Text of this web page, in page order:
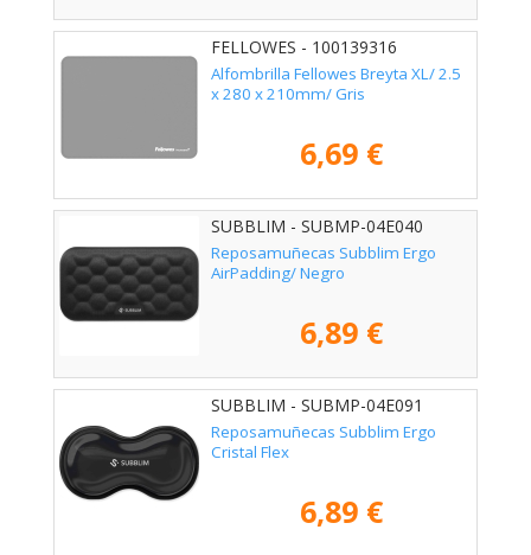
FELLOWES - 100139316
Alfombrilla Fellowes Breyta XL/ 2.5
x 280 x 210mm/ Gris
6,69 €
SUBBLIM - SUBMP-04E040
Reposamuñecas Subblim Ergo
AirPadding/ Negro
6,89 €
SUBBLIM - SUBMP-04E091
Reposamuñecas Subblim Ergo
Cristal Flex
6,89 €